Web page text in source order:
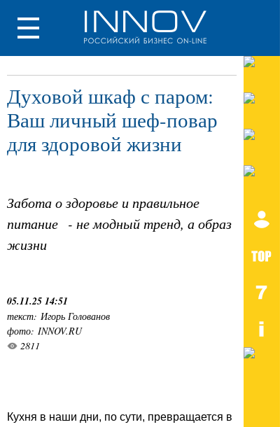
Духовой шкаф с паром:
Ваш личный шеф-повар
для здоровой жизни
Забота о здоровье и правильное
питание - не модный тренд, а образ
жизни
05.11.25 14:51
текст: Игорь Голованов
фото: INNOV.RU
2811
Кухня в наши дни, по сути, превращается в